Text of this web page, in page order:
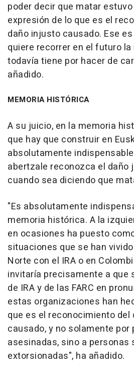
poder decir que matar
expresión de lo que es el
daño injusto causado. Ese
quiere recorrer en el futuro
todavía tiene por hacer de
añadido.
MEMORIA HISTÓRICA
A su juicio, en la memoria
que hay que construir en
absolutamente
abertzale reconozca el daño
cuando sea diciendo que
"Es absolutamente
memoria histórica. A la
en ocasiones ha puesto
situaciones que se han
Norte con el IRA o en
invitaría precisamente a que
de IRA y de las FARC en
estas organizaciones han
que es el reconocimiento del
causado, y no solamente por
asesinadas, sino a
extorsionadas", ha añadido.